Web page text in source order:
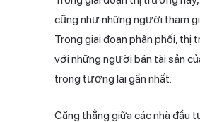
cũng như những người tham
Trong giai đoạn phân phối,
với những người bán tài sản
trong tương lai gần nhất.
Căng thẳng giữa các nhà đầu